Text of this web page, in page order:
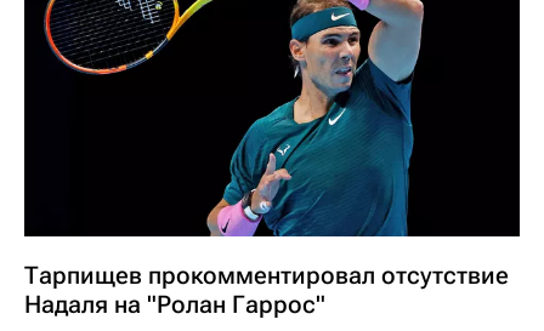
Тарпищев прокомментировал отсутствие
Надаля на "Ролан Гаррос"